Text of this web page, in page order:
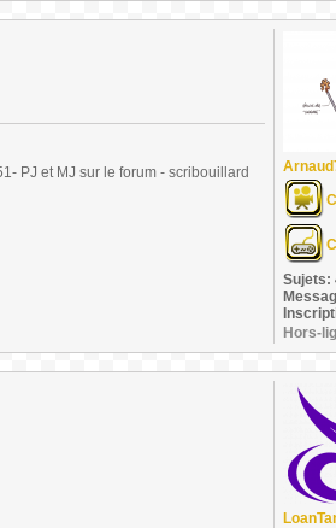
PJ et MJ sur le forum - scribouillard
Sujets:
Hors-